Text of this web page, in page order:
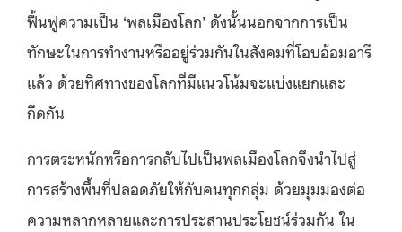
ฟื้นฟูความเป็น ‘พลเมืองโลก’ ดังนั้นนอกจากการเป็น
ทักษะในการทำงานหรืออยู่ร่วมกันในสังคมที่โอบอ้อมอารี
แล้ว ด้วยทิศทางของโลกที่มีแนวโน้มจะแบ่งแยกและ
กีดกัน
การตระหนักหรือการกลับไปเป็นพลเมืองโลกจึงนำไปสู่
การสร้างพื้นที่ปลอดภัยให้กับคนทุกกลุ่ม ด้วยมุมมองต่อ
ความหลากหลายและการประสานประโยชน์ร่วมกัน ใน